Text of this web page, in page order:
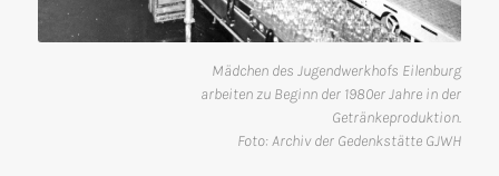
Mädchen des Jugendwerkhofs Eilenburg
arbeiten zu Beginn der 1980er Jahre in der
Getränkeproduktion.
Foto: Archiv der Gedenkstätte GJWH